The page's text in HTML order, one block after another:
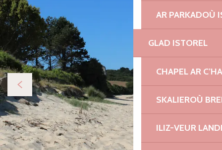
AR PARKADOÙ
GLAD ISTOREL
CHAPEL AR
SKALIEROÙ
ILIZ-VEUR